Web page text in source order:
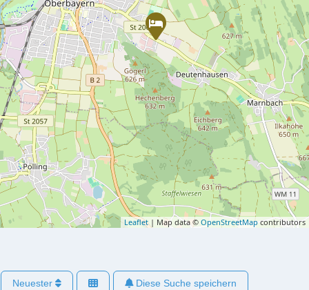
Leaflet| Map data © OpenStreetMapcontributors
Neuester Diese Suche speichern